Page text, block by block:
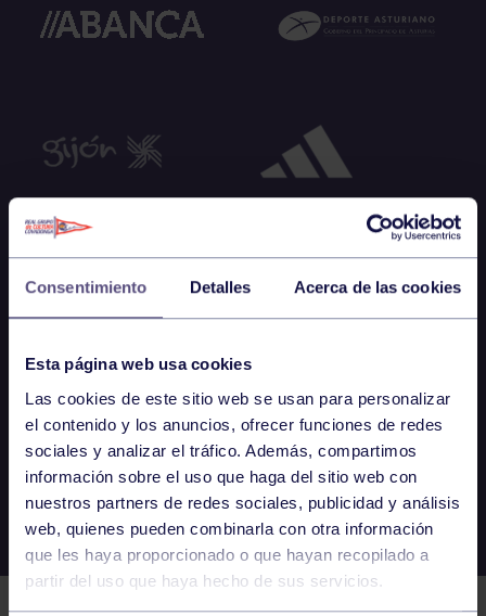
Consentimiento Detalles Acerca de las cookies
Esta página web usa cookies
Las cookies de este sitio web se usan para personalizar
el contenido y los anuncios, ofrecer funciones de redes
sociales y analizar el tráfico. Además, compartimos
información sobre el uso que haga del sitio web con
nuestros partners de redes sociales, publicidad y análisis
web, quienes pueden combinarla con otra información
que les haya proporcionado o que hayan recopilado a
partir del uso que haya hecho de sus servicios.